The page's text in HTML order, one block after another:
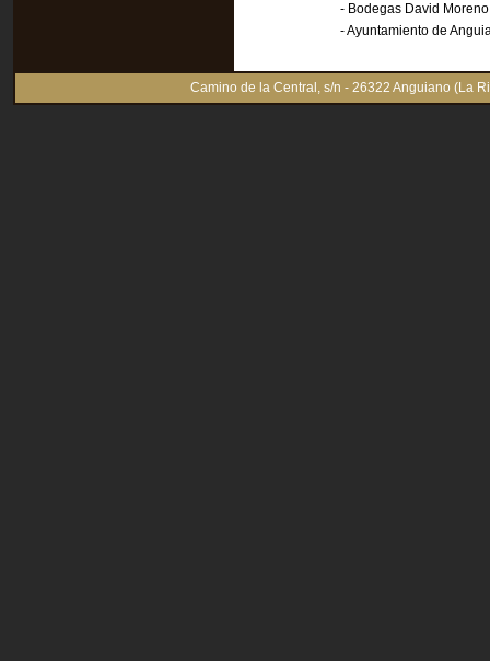
- Bodegas David
- Ayuntamiento de
Camino de la Central, s/n - 26322 Anguiano (La